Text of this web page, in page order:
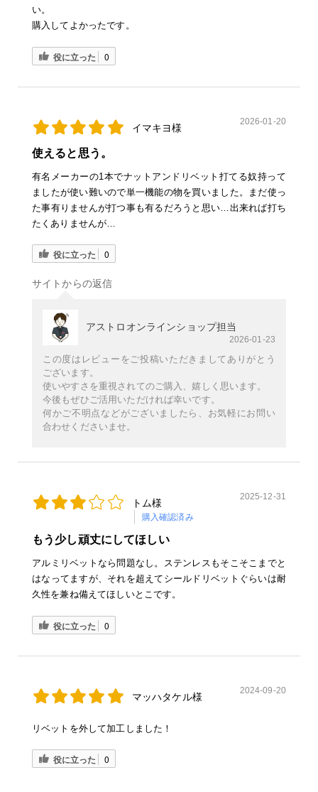
い。
購入してよかったです。
役に立った 0
イマキヨ様
2026-01-20
使えると思う。
有名メーカーの1本でナットアンドリベット打てる奴持って
ましたが使い難いので単一機能の物を買いました。まだ使っ
た事有りませんが打つ事も有るだろうと思い…出来れば打ち
たくありませんが…
役に立った 0
サイトからの返信
アストロオンラインショップ担当
2026-01-23
この度はレビューをご投稿いただきましてありがとう
ございます。
使いやすさを重視されてのご購入、嬉しく思います。
今後もぜひご活用いただければ幸いです。
何かご不明点などがございましたら、お気軽にお問い
合わせくださいませ。
トム様
購入確認済み
2025-12-31
もう少し頑丈にしてほしい
アルミリベットなら問題なし。ステンレスもそこそこまでと
はなってますが、それを超えてシールドリベットぐらいは耐
久性を兼ね備えてほしいとこです。
役に立った 0
マッハタケル様
2024-09-20
リベットを外して加工しました！
役に立った 0